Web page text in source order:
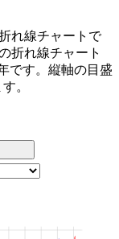
れ線チャートで
折れ線チャート
です。縦軸の目盛
。